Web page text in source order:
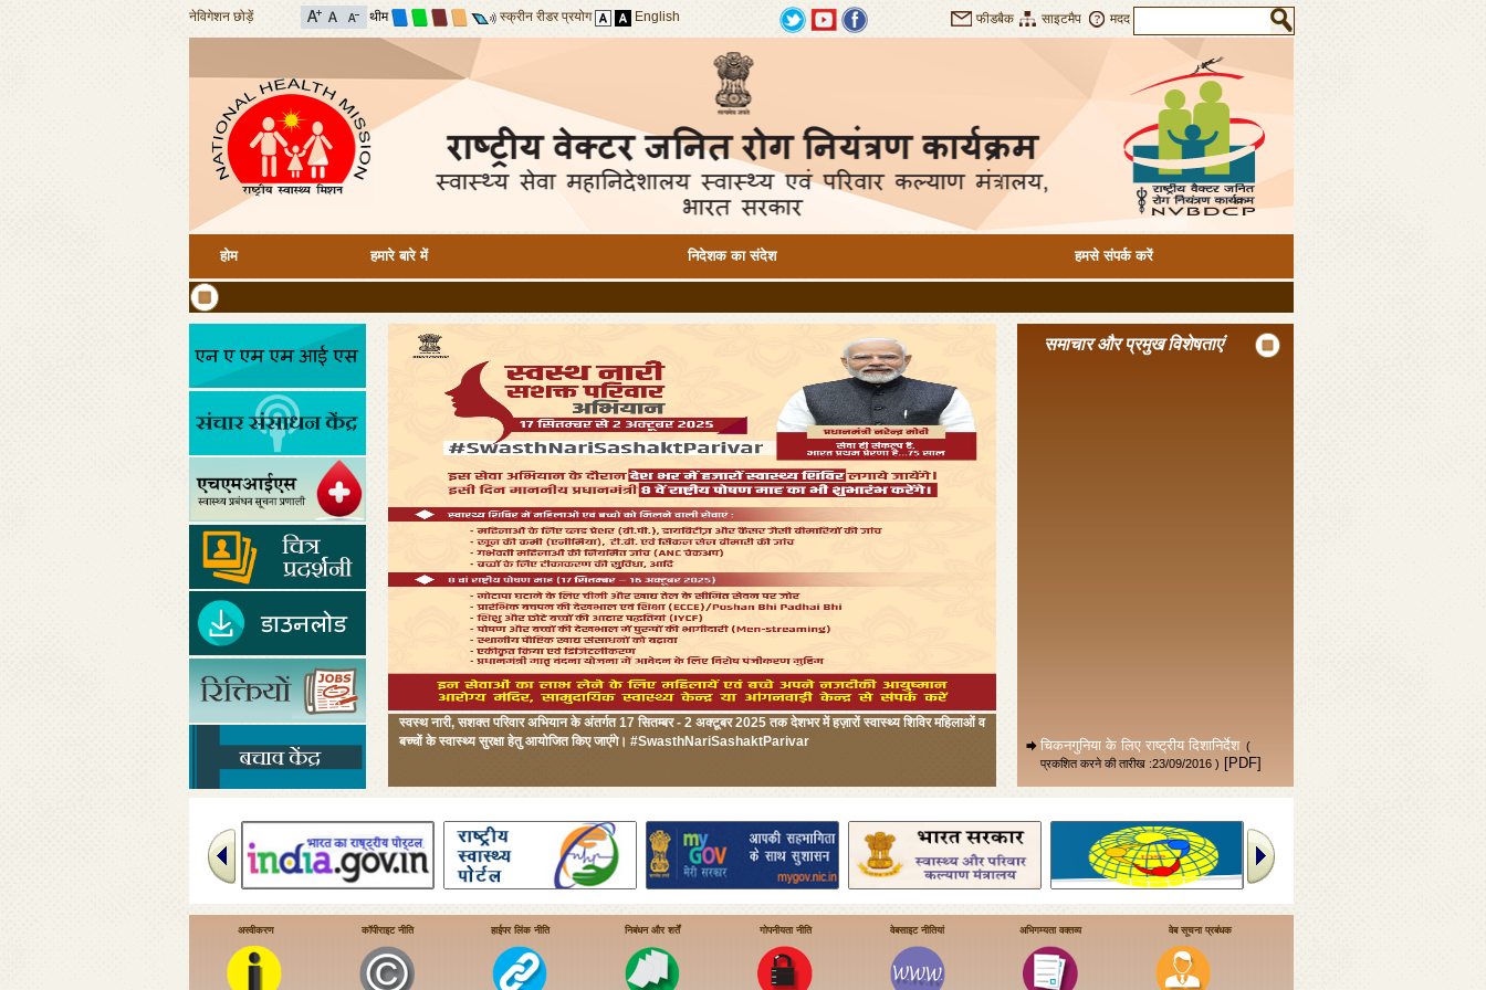
नेविगेशन छोड़ें थीम स्क्रीन रीडर प्रयोग English फीडबैक साइटमैप मदद
होम हमारे बारे में निदेशक का संदेश हमसे संपर्क करें
समाचार और प्रमुख विशेषताएं
प्रकशित करने की तारीख :23/09/2016 )[PDF]
[6276 KB]
स्वस्थ नारी, सशक्त परिवार अभियान के अंतर्गत 17 सितम्बर - 2 अक्टूबर 2025 तक देशभर में हज़ारों स्वास्थ्य शिविर महिलाओं व
बच्चों के स्वास्थ्य सुरक्षा हेतु आयोजित किए जाएंगे। #SwasthNariSashaktParivar
अस्वीकरण कॉपीराइट नीति हाईपर लिंक नीति निबंधन और शर्तें गोपनीयता नीति वेबसाइट नीतियां अभिगम्यता वक्तव्य वेब सूचना प्रबंधक